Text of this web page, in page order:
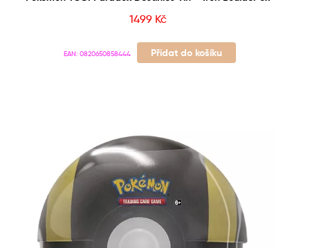
1499 Kč
EAN: 0820650858444 Přidat do košíku